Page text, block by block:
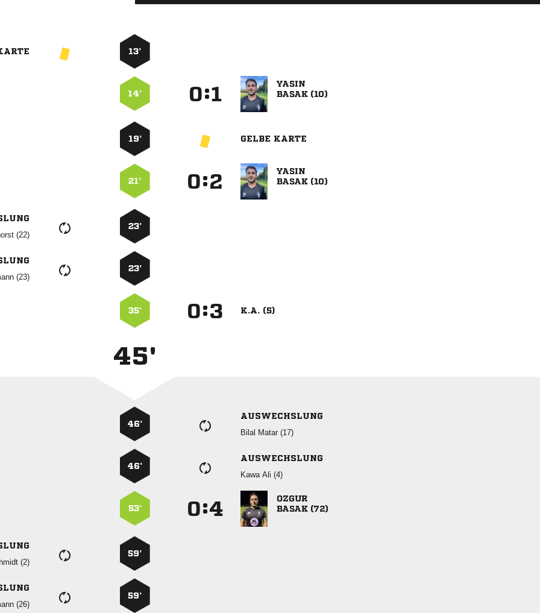
13’
14’ :

 
19’ GELBE KARTE
21’ :

 

23’

23’
35’ : K.A. (5)
45'
46’
AUSWECHSLUNG
  
46’
AUSWECHSLUNG
  
53’ :

 

59’

59’